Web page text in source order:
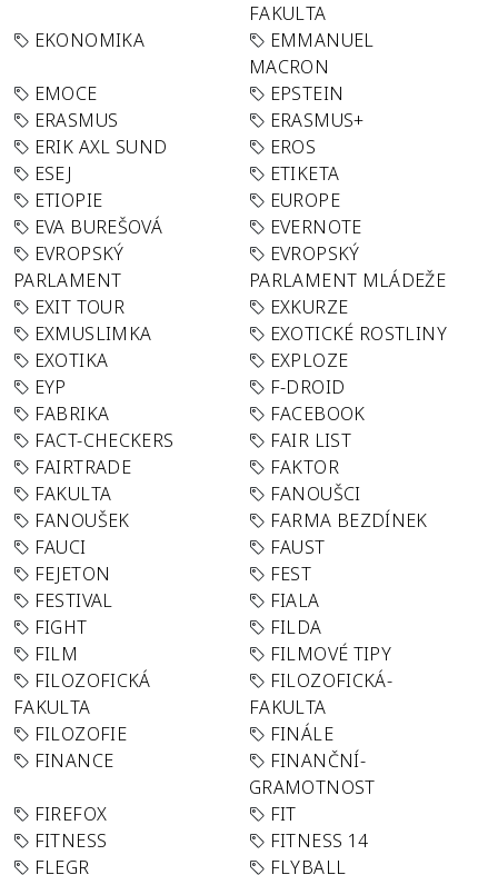
FAKULTA
EKONOMIKA
EMMANUEL
MACRON
EMOCE
EPSTEIN
ERASMUS
ERASMUS+
ERIK AXL SUND
EROS
ESEJ
ETIKETA
ETIOPIE
EUROPE
EVA BUREŠOVÁ
EVERNOTE
EVROPSKÝ
PARLAMENT
EVROPSKÝ
PARLAMENT MLÁDEŽE
EXIT TOUR
EXKURZE
EXMUSLIMKA
EXOTICKÉ ROSTLINY
EXOTIKA
EXPLOZE
EYP
F-DROID
FABRIKA
FACEBOOK
FACT-CHECKERS
FAIR LIST
FAIRTRADE
FAKTOR
FAKULTA
FANOUŠCI
FANOUŠEK
FARMA BEZDÍNEK
FAUCI
FAUST
FEJETON
FEST
FESTIVAL
FIALA
FIGHT
FILDA
FILM
FILMOVÉ TIPY
FILOZOFICKÁ
FAKULTA
FILOZOFICKÁ-
FAKULTA
FILOZOFIE
FINÁLE
FINANCE
FINANČNÍ-
GRAMOTNOST
FIREFOX
FIT
FITNESS
FITNESS 14
FLEGR
FLYBALL